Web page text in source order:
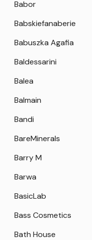
Babor
Babskiefanaberie
Babuszka Agafia
Baldessarini
Balea
Balmain
Bandi
BareMinerals
Barry M
Barwa
BasicLab
Bass Cosmetics
Bath House